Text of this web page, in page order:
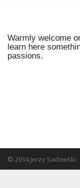
Warmly welcome
learn here
passions.
© 2014 Jerzy Sadowski